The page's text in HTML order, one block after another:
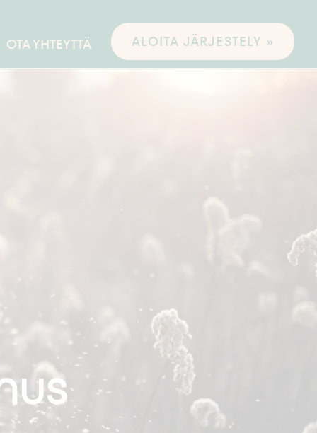
OTA YHTEYTTÄ ALOITA JÄRJESTELY »